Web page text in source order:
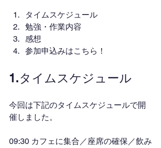
タイムスケジュール
勉強・作業内容
感想
参加申込みはこちら！
1.タイムスケジュール
今回は下記のタイムスケジュールで開
催しました。
09:30 カフェに集合／座席の確保／飲み